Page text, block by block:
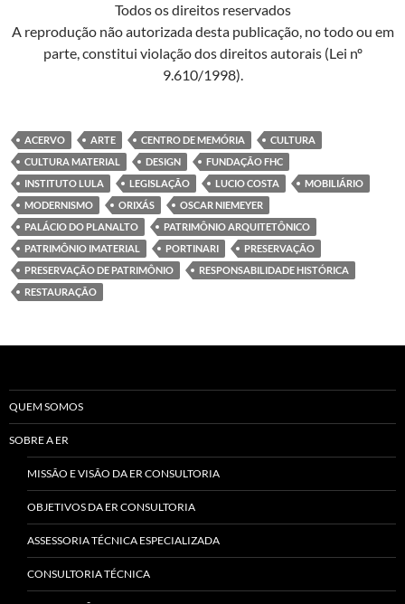
Todos os direitos reservados
A reprodução não autorizada desta publicação, no todo ou em
parte, constitui violação dos direitos autorais (Lei nº
9.610/1998).
ACERVO ARTE CENTRO DE MEMÓRIA
CULTURA
CULTURA MATERIAL
DESIGN
FUNDAÇÃO FHC
INSTITUTO LULA
LEGISLAÇÃO LUCIO COSTA
MOBILIÁRIO
MODERNISMO
ORIXÁS
OSCAR NIEMEYER
PALÁCIO DO PLANALTO
PATRIMÔNIO ARQUITETÔNICO
PATRIMÔNIO IMATERIAL
PORTINARI
PRESERVAÇÃO
PRESERVAÇÃO DE PATRIMÔNIO
RESPONSABILIDADE HISTÓRICA
RESTAURAÇÃO
QUEM SOMOS
SOBRE A ER
MISSÃO E VISÃO DA ER CONSULTORIA
OBJETIVOS DA ER CONSULTORIA
ASSESSORIA TÉCNICA ESPECIALIZADA
CONSULTORIA TÉCNICA